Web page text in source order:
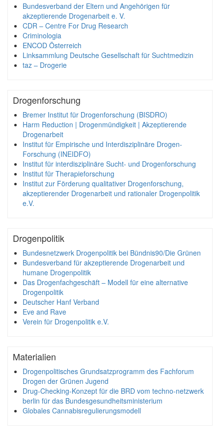
Bundesverband der Eltern und Angehörigen für
akzeptierende Drogenarbeit e. V.
CDR – Centre For Drug Research
Criminologia
ENCOD Österreich
Linksammlung Deutsche Gesellschaft für Suchtmedizin
taz – Drogerie
Drogenforschung
Bremer Institut für Drogenforschung (BISDRO)
Harm Reduction | Drogenmündigkeit | Akzeptierende
Drogenarbeit
Institut für Empirische und Interdisziplinäre Drogen-
Forschung (INEIDFO)
Institut für interdisziplinäre Sucht- und Drogenforschung
Institut für Therapieforschung
Institut zur Förderung qualitativer Drogenforschung,
akzeptierender Drogenarbeit und rationaler Drogenpolitik
e.V.
Drogenpolitik
Bundesnetzwerk Drogenpolitik bei Bündnis90/Die Grünen
Bundesverband für akzeptierende Drogenarbeit und
humane Drogenpolitik
Das Drogenfachgeschäft – Modell für eine alternative
Drogenpolitik
Deutscher Hanf Verband
Eve and Rave
Verein für Drogenpolitik e.V.
Materialien
Drogenpolitisches Grundsatzprogramm des Fachforum
Drogen der Grünen Jugend
Drug-Checking-Konzept für die BRD vom techno-netzwerk
berlin für das Bundesgesundheitsministerium
Globales Cannabisregulierungsmodell